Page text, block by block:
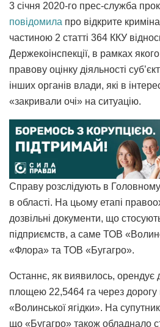
3 січня 2020-го прес-служба
повідомила про відкрите
частиною 2 статті 364 ККУ
Держекоінспекції, в рамках
правову оцінку діяльності
інших органів влади, які в
«закривали очі» на ситуацію.
Справу розслідують в Головному
в області. На цьому етапі
дозвільні документи, що
підприємств, а саме ТОВ
«Флора» та ТОВ «Бугагро».
Останнє, як виявилось, орендує
площею 22,5464 га через дорогу
«Волинської ягідки». На
що «Бугагро» також обладнало